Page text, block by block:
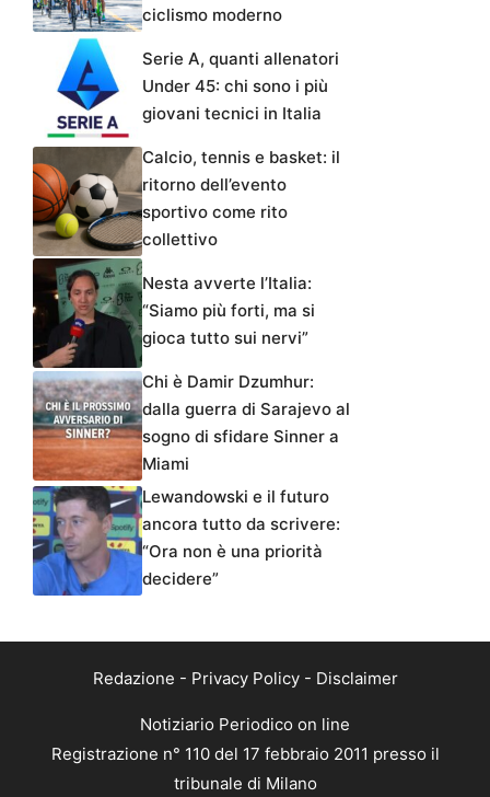
ciclismo moderno
Serie A, quanti allenatori
Under 45: chi sono i più
giovani tecnici in Italia
Calcio, tennis e basket: il
ritorno dell’evento
sportivo come rito
collettivo
Nesta avverte l’Italia:
“Siamo più forti, ma si
gioca tutto sui nervi”
Chi è Damir Dzumhur:
dalla guerra di Sarajevo al
sogno di sfidare Sinner a
Miami
Lewandowski e il futuro
ancora tutto da scrivere:
“Ora non è una priorità
decidere”
Redazione - Privacy Policy- Disclaimer
Notiziario Periodico on line
Registrazione n° 110 del 17 febbraio 2011 presso il
tribunale di Milano